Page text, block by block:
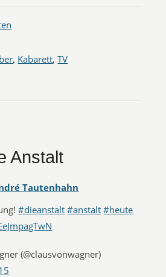
, Kabarett,TV
Anstalt
Tautenhahn
#dieanstalt #anstalt #heute
(@clausvonwagner)